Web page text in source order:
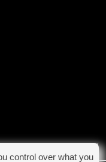
control over what you